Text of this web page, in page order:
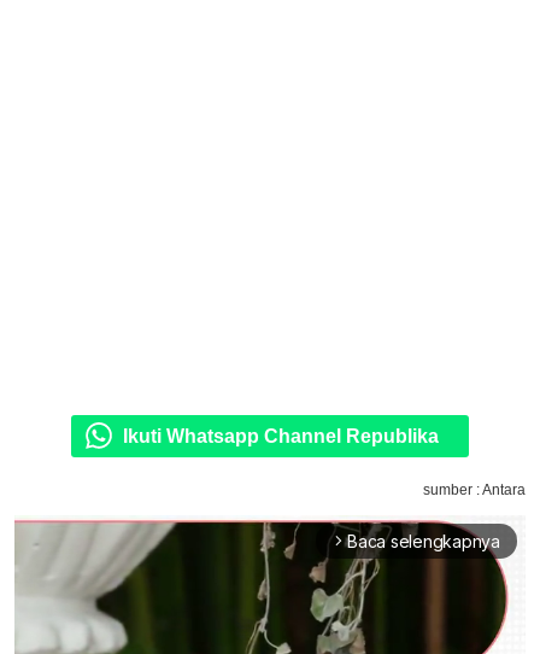
Ikuti Whatsapp Channel Republika
sumber : Antara
arrow_forward_ios Baca selengkapnya